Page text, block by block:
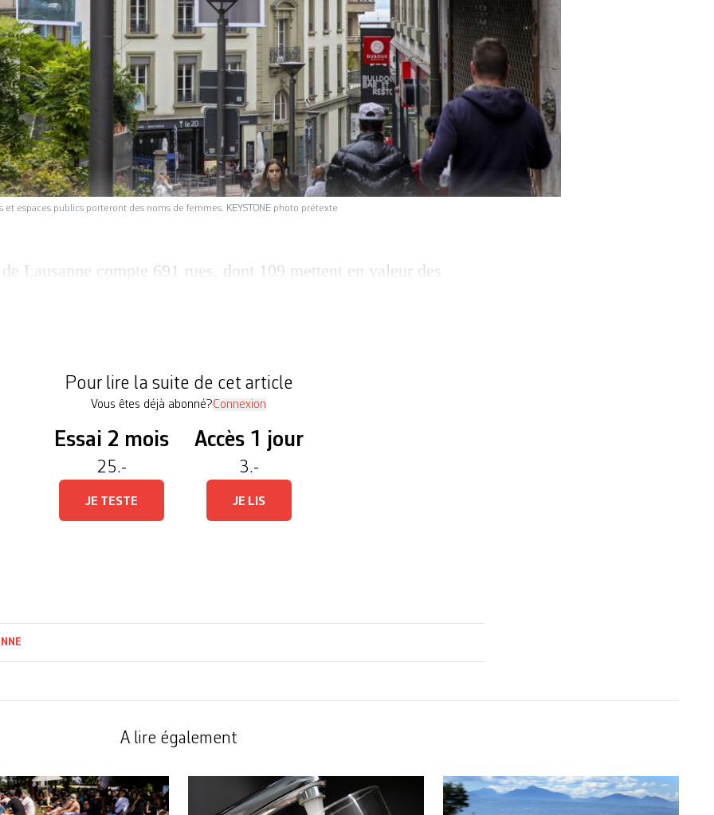
espaces publics porteront des noms de femmes. KEYSTONE photo prétexte
Lausanne compte 691 rues, dont 109 mettent en valeur des
Pour lire la suite de cet article
Vous êtes déjà abonné?Connexion
Essai 2 mois
25.-
JE TESTE
Accès 1 jour
3.-
JE LIS
A lire également